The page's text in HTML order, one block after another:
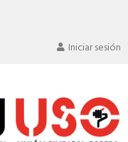
Iniciar sesión